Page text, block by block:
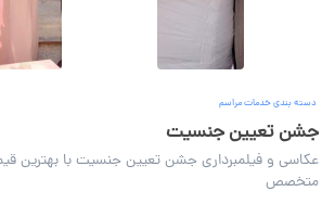
دسته بندی خدمات مراسم
جشن تعیین جنسیت
عکاسی و فیلمبرداری جشن تعیین جنسیت با بهترین
متخصص